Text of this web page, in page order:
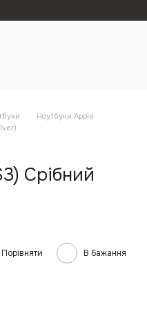
Ноутбуки Apple
Срібний
Порівняти В бажання